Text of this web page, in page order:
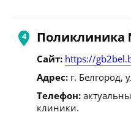
Поликлиника
Сайт: https://
Адрес: г. Белгород,
Телефон:
клиники.